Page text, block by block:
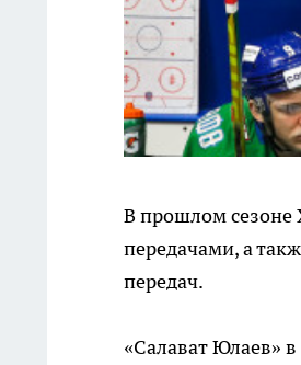
В прошлом сезоне
передачами, а
передач.
«Салават Юлаев»